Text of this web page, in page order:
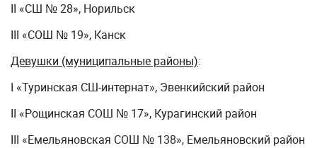
II «СШ № 28», Норильск
III «СОШ № 19», Канск
Девушки (муниципальные районы):
I «Туринская СШ-интернат», Эвенкийский район
II «Рощинская СОШ № 17», Курагинский район
III «Емельяновская СОШ № 138», Емельяновский район